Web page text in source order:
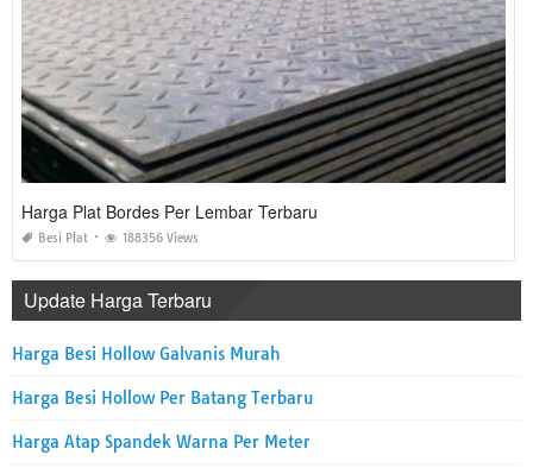
Harga Plat Bordes Per Lembar Terbaru
Besi Plat 188356 Views
Update Harga Terbaru
Harga Besi Hollow Galvanis Murah
Harga Besi Hollow Per Batang Terbaru
Harga Atap Spandek Warna Per Meter